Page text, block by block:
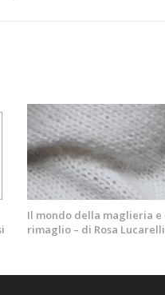
Il mondo della maglieria e
rimaglio – di Rosa Lucarelli